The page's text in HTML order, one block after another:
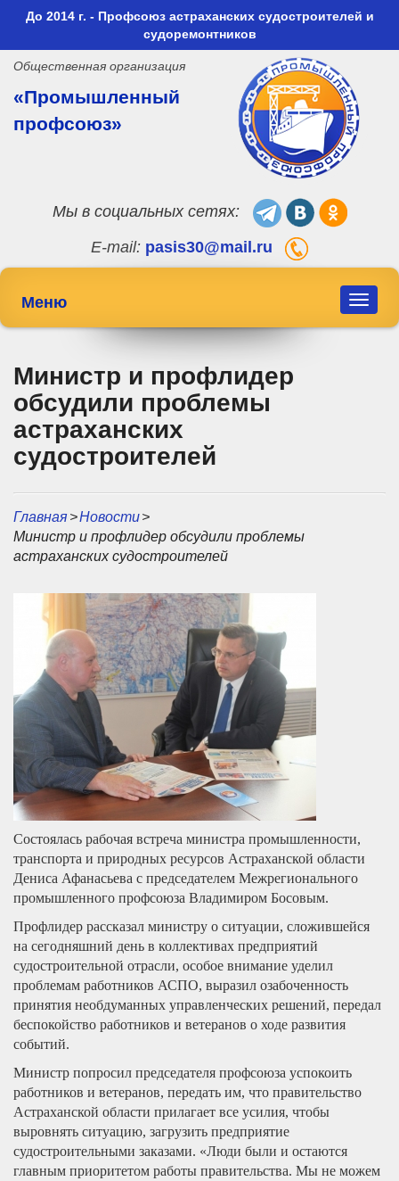
До 2014 г. - Профсоюз астраханских судостроителей и
судоремонтников
Общественная организация
«Промышленный
профсоюз»
Мы в социальных сетях:
E-mail: pasis30@mail.ru
Toggle
Меню
Министр и профлидер
обсудили проблемы
астраханских
судостроителей
Главная>Новости>
Министр и профлидер обсудили проблемы
астраханских судостроителей
Состоялась рабочая встреча министра промышленности,
транспорта и природных ресурсов Астраханской области
Дениса Афанасьева с председателем Межрегионального
промышленного профсоюза Владимиром Босовым.
Профлидер рассказал министру о ситуации, сложившейся
на сегодняшний день в коллективах предприятий
судостроительной отрасли, особое внимание уделил
проблемам работников АСПО, выразил озабоченность
принятия необдуманных управленческих решений, передал
беспокойство работников и ветеранов о ходе развития
событий.
Министр попросил председателя профсоюза успокоить
работников и ветеранов, передать им, что правительство
Астраханской области прилагает все усилия, чтобы
выровнять ситуацию, загрузить предприятие
судостроительными заказами. «Люди были и остаются
главным приоритетом работы правительства. Мы не можем